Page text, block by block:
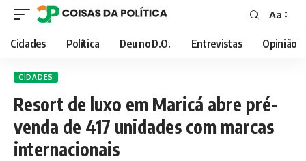
Font
Resizer
Aa
Cidades Política Deu no D.O. Entrevistas Opinião
CIDADES
Resort de luxo em Maricá abre pré-
venda de 417 unidades com marcas
internacionais